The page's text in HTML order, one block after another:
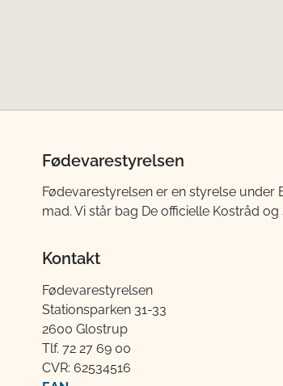
Fødevarestyrelsen
Fødevarestyrelsen er en styrelse
mad. Vi står bag De officielle Kostråd
Kontakt
Fødevarestyrelsen
Stationsparken 31-33
2600 Glostrup
Tlf. 72 2​​​7 69 00
CVR: 62534516